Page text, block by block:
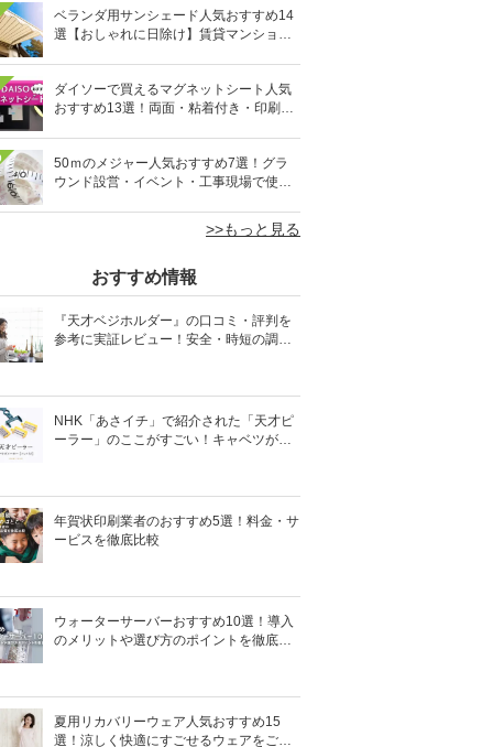
ベランダ用サンシェード人気おすすめ14
選【おしゃれに日除け】賃貸マンション
ダイソーで買えるマグネットシート人気
おすすめ13選！両面・粘着付き・印刷で
50ｍのメジャー人気おすすめ7選！グラ
ウンド設営・イベント・工事現場で使え
>>もっと見る
おすすめ情報
『天才ベジホルダー』の口コミ・評判を
参考に実証レビュー！安全・時短の調理
NHK「あさイチ」で紹介された「天才ピ
ーラー」のここがすごい！キャベツがほ
年賀状印刷業者のおすすめ5選！料金・サ
ービスを徹底比較
ウォーターサーバーおすすめ10選！導入
のメリットや選び方のポイントを徹底解
夏用リカバリーウェア人気おすすめ15
選！涼しく快適にすごせるウェアをご紹